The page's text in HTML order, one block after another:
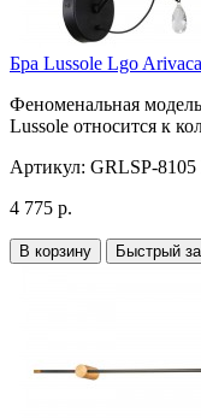
Бра Lussole Lgo
Феноменальная
Lussole относится к
Артикул: GRLSP-8105
4 775 р.
В корзину Быстрый